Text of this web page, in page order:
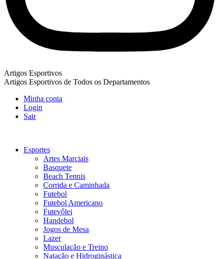
Artigos Esportivos
Artigos Esportivos de Todos os Departamentos
Minha conta
Login
Sair
Esportes
Artes Marciais
Basquete
Beach Tennis
Corrida e Caminhada
Futebol
Futebol Americano
Futevôlei
Handebol
Jogos de Mesa
Lazer
Musculação e Treino
Natação e Hidroginástica